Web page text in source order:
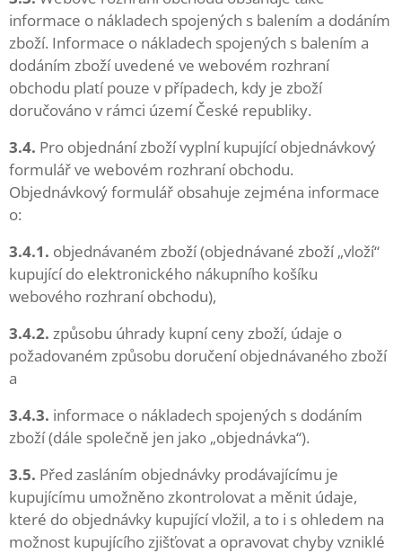
informace o nákladech spojených s balením a dodáním
zboží. Informace o nákladech spojených s balením a
dodáním zboží uvedené ve webovém rozhraní
obchodu platí pouze v případech, kdy je zboží
doručováno v rámci území České republiky.
3.4. Pro objednání zboží vyplní kupující objednávkový
formulář ve webovém rozhraní obchodu.
Objednávkový formulář obsahuje zejména informace
o:
3.4.1. objednávaném zboží (objednávané zboží „vloží“
kupující do elektronického nákupního košíku
webového rozhraní obchodu),
3.4.2. způsobu úhrady kupní ceny zboží, údaje o
požadovaném způsobu doručení objednávaného zboží
a
3.4.3. informace o nákladech spojených s dodáním
zboží (dále společně jen jako „objednávka“).
3.5. Před zasláním objednávky prodávajícímu je
kupujícímu umožněno zkontrolovat a měnit údaje,
které do objednávky kupující vložil, a to i s ohledem na
možnost kupujícího zjišťovat a opravovat chyby vzniklé